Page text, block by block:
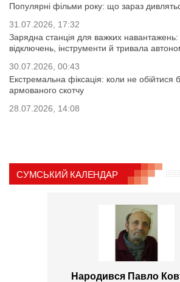
Популярні фільми року: що зараз
31.07.2026, 17:32
Зарядна станція для важких навантажень:
відключень, інструменти й тривала
30.07.2026, 00:43
Екстремальна фіксація: коли не обійтися
армованого скотчу
28.07.2026, 14:08
СУМСЬКИЙ КАЛЕНДАР
Народився Павло